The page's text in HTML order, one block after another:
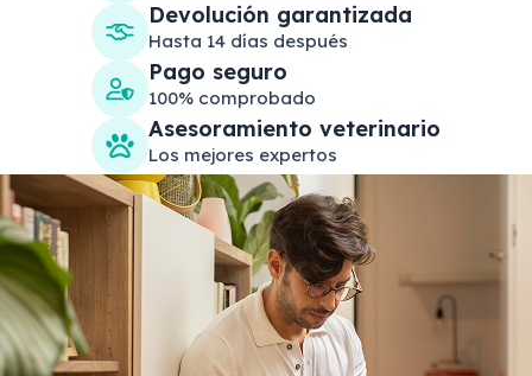
Devolución garantizada
Hasta 14 días después
Pago seguro
100% comprobado
Asesoramiento veterinario
Los mejores expertos